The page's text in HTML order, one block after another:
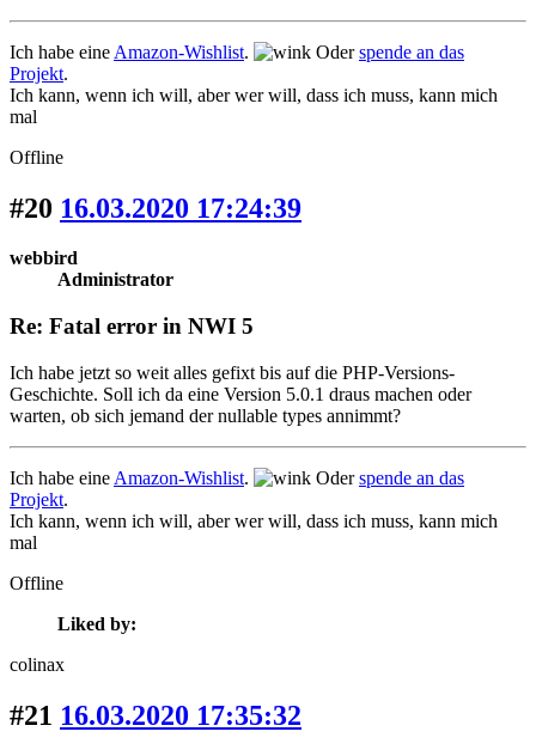
Ich habe eine Amazon-Wishlist. Oderspende an das
Projekt.
Ich kann, wenn ich will, aber wer will, dass ich muss, kann mich
mal
Offline
#20 16.03.2020 17:24:39
webbird
Administrator
Re: Fatal error in NWI 5
Ich habe jetzt so weit alles gefixt bis auf die PHP-Versions-
Geschichte. Soll ich da eine Version 5.0.1 draus machen oder
warten, ob sich jemand der nullable types annimmt?
Ich habe eine Amazon-Wishlist. Oderspende an das
Projekt.
Ich kann, wenn ich will, aber wer will, dass ich muss, kann mich
mal
Offline
Liked by:
colinax
#21 16.03.2020 17:35:32